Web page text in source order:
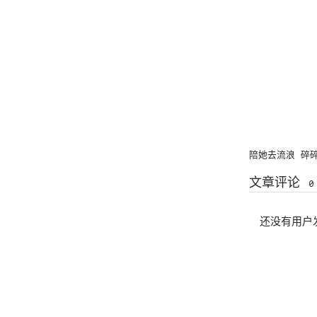
陪她去流浪 碎
文章评论 0
还没有用户